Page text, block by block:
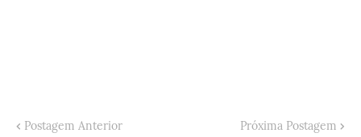
Postagem Anterior Próxima Postagem